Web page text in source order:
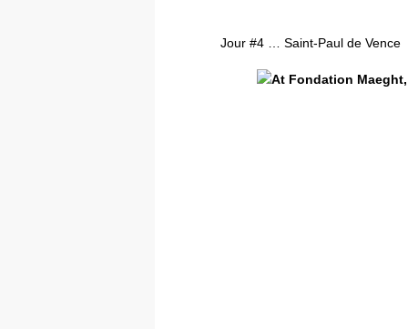
Jour #4 … Saint-Paul de Vence